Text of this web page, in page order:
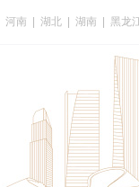
河南 湖北 湖南 黑龙